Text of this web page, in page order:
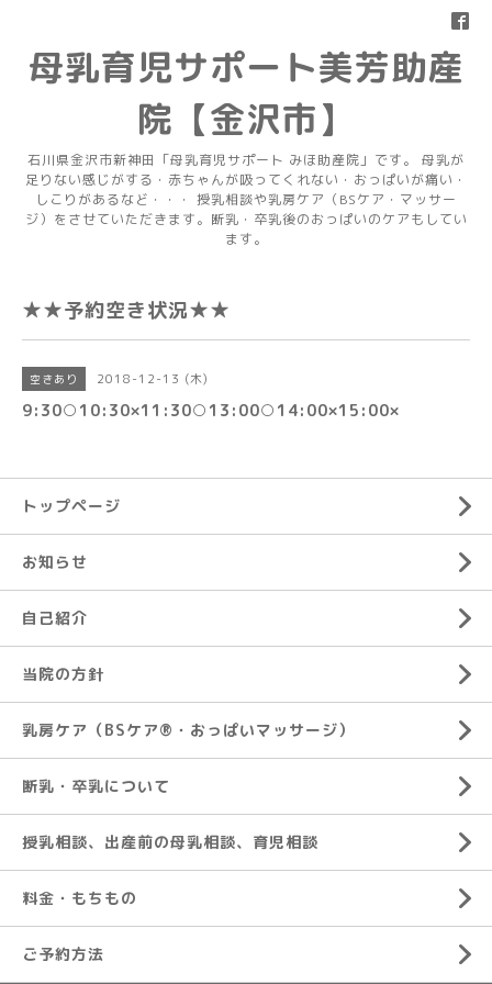
母乳育児サポート美芳助産
院【金沢市】
石川県金沢市新神田「母乳育児サポート みほ助産院」です。 母乳が
足りない感じがする・赤ちゃんが吸ってくれない・おっぱいが痛い・
しこりがあるなど・・・ 授乳相談や乳房ケア（BSケア・マッサー
ジ）をさせていただきます。断乳・卒乳後のおっぱいのケアもしてい
ます。
★★予約空き状況★★
空きあり 2018-12-13 (木)
9:30○10:30×11:30○13:00○14:00×15:00×
トップページ
お知らせ
自己紹介
当院の方針
乳房ケア（BSケア®︎・おっぱいマッサージ）
断乳・卒乳について
授乳相談、出産前の母乳相談、育児相談
料金・もちもの
ご予約方法